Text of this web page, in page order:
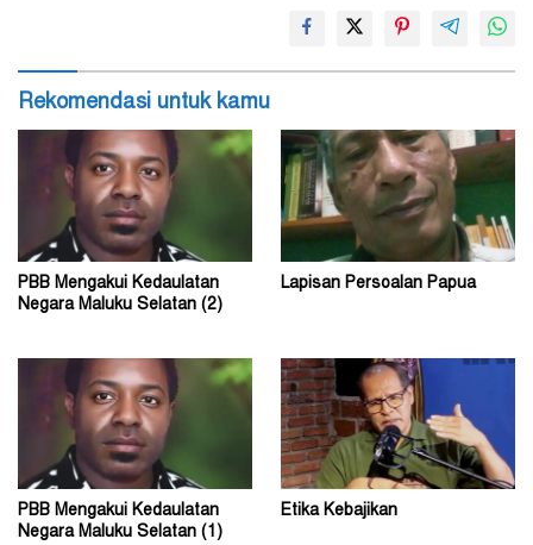
Rekomendasi untuk kamu
PBB Mengakui Kedaulatan
Negara Maluku Selatan (2)
Lapisan Persoalan Papua
PBB Mengakui Kedaulatan
Negara Maluku Selatan (1)
Etika Kebajikan